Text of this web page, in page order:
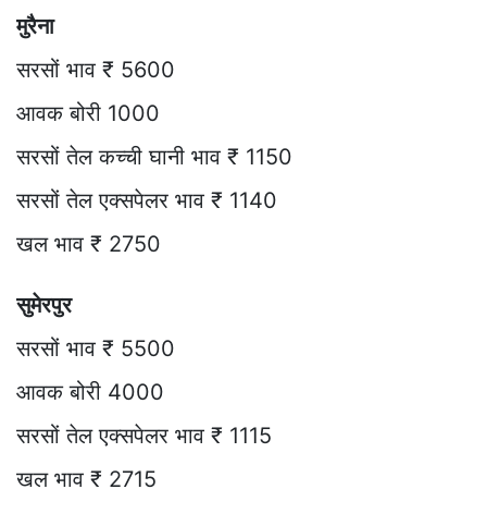
मुरैना
सरसों भाव ₹ 5600
आवक बोरी 1000
सरसों तेल कच्ची घानी भाव ₹ 1150
सरसों तेल एक्सपेलर भाव ₹ 1140
खल भाव ₹ 2750
सुमेरपुर
सरसों भाव ₹ 5500
आवक बोरी 4000
सरसों तेल एक्सपेलर भाव ₹ 1115
खल भाव ₹ 2715